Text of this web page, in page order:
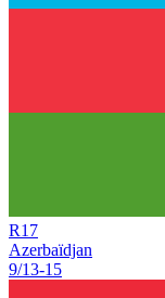
R17
Azerbaïdjan
9/13-15